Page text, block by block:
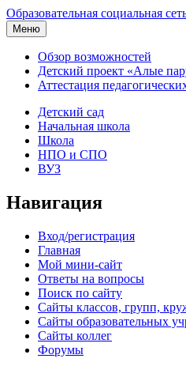
Образовательная социальная
Меню
Обзор возможностей
Детский проект «Алые
Аттестация
Детский сад
Начальная школа
Школа
НПО и СПО
ВУЗ
Навигация
Вход/регистрация
Главная
Мой мини-сайт
Ответы на вопросы
Поиск по сайту
Сайты классов, групп,
Сайты образовательных
Сайты коллег
Форумы